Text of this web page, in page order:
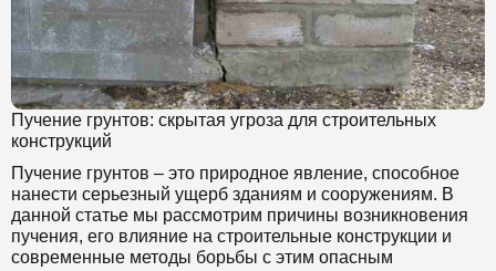
Пучение грунтов: скрытая угроза для строительных
конструкций
Пучение грунтов – это природное явление, способное
нанести серьезный ущерб зданиям и сооружениям. В
данной статье мы рассмотрим причины возникновения
пучения, его влияние на строительные конструкции и
современные методы борьбы с этим опасным